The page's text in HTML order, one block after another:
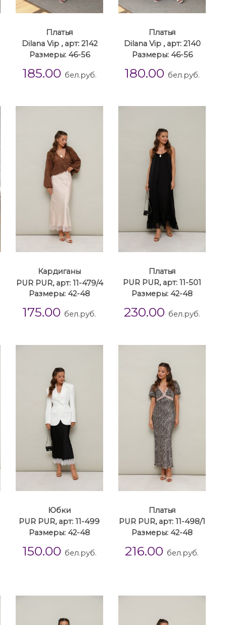
Платья
Dilana Vip , арт: 2142
Размеры: 46-56
185.00 бел.руб.
Платья
Dilana Vip , арт: 2140
Размеры: 46-56
180.00 бел.руб.
Кардиганы
PUR PUR, арт: 11-479/4
Размеры: 42-48
175.00 бел.руб.
Платья
PUR PUR, арт: 11-501
Размеры: 42-48
230.00 бел.руб.
Юбки
PUR PUR, арт: 11-499
Размеры: 42-48
150.00 бел.руб.
Платья
PUR PUR, арт: 11-498/1
Размеры: 42-48
216.00 бел.руб.